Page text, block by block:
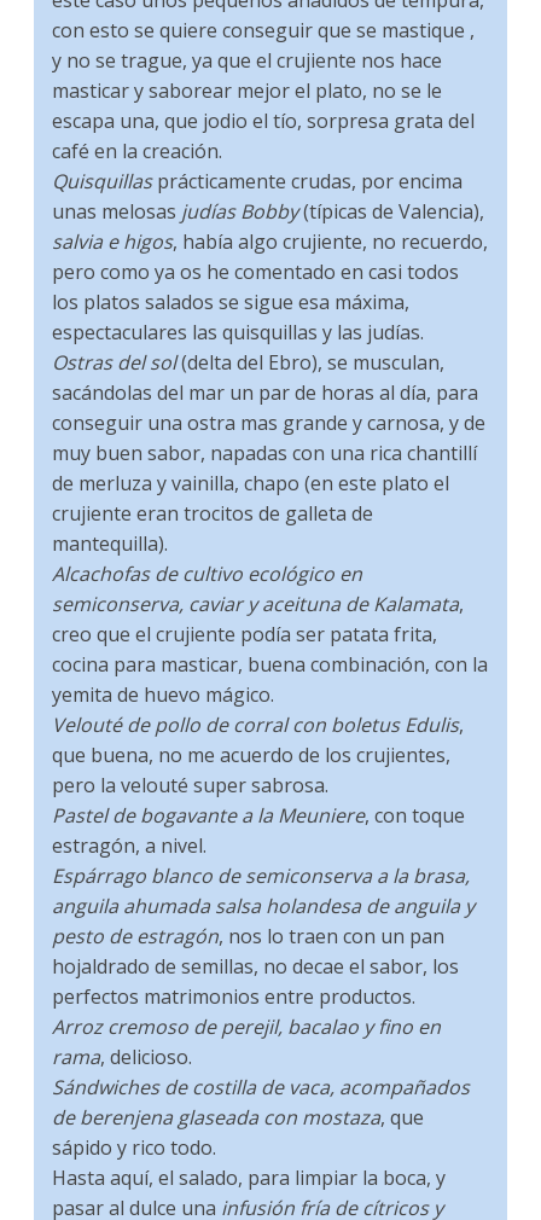
con esto se quiere conseguir que se mastique ,
y no se trague, ya que el crujiente nos hace
masticar y saborear mejor el plato, no se le
escapa una, que jodio el tío, sorpresa grata del
café en la creación.
Quisquillasprácticamente crudas, por encima
unas melosas judías Bobby(típicas de Valencia),
salvia e higos, había algo crujiente, no recuerdo,
pero como ya os he comentado en casi todos
los platos salados se sigue esa máxima,
espectaculares las quisquillas y las judías.
Ostras del sol(delta del Ebro), se musculan,
sacándolas del mar un par de horas al día, para
conseguir una ostra mas grande y carnosa, y de
muy buen sabor, napadas con una rica chantillí
de merluza y vainilla, chapo (en este plato el
crujiente eran trocitos de galleta de
mantequilla).
Alcachofas de cultivo ecológico en
semiconserva, caviar y aceituna de Kalamata,
creo que el crujiente podía ser patata frita,
cocina para masticar, buena combinación, con la
yemita de huevo mágico.
Velouté de pollo de corral con boletus Edulis,
que buena, no me acuerdo de los crujientes,
pero la velouté super sabrosa.
Pastel de bogavante a la Meuniere, con toque
estragón, a nivel.
Espárrago blanco de semiconserva a la brasa,
anguila ahumada salsa holandesa de anguila y
pesto de estragón, nos lo traen con un pan
hojaldrado de semillas, no decae el sabor, los
perfectos matrimonios entre productos.
Arroz cremoso de perejil, bacalao y fino en
rama, delicioso.
Sándwiches de costilla de vaca, acompañados
de berenjena glaseada con mostaza, que
sápido y rico todo.
Hasta aquí, el salado, para limpiar la boca, y
pasar al dulce una infusión fría de cítricos y